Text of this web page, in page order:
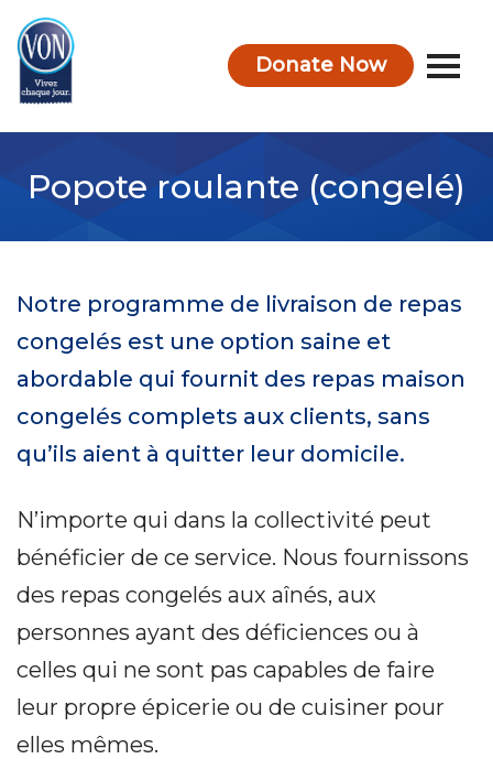
Donate Now
Popote roulante (congelé)
Notre programme de livraison de repas
congelés est une option saine et
abordable qui fournit des repas maison
congelés complets aux clients, sans
qu’ils aient à quitter leur domicile.
N’importe qui dans la collectivité peut
bénéficier de ce service. Nous fournissons
des repas congelés aux aînés, aux
personnes ayant des déficiences ou à
celles qui ne sont pas capables de faire
leur propre épicerie ou de cuisiner pour
elles mêmes.